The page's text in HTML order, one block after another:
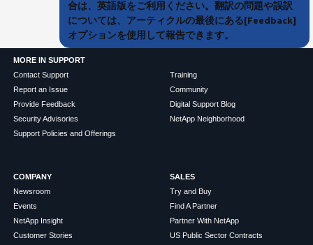
合は、英語版をご利用ください。翻訳の問題や誤訳
については、アーティクルの最後にある[Feedback]
オプションを使用して報告できます。
MORE IN SUPPORT
Contact Support
Report an Issue
Provide Feedback
Security Advisories
Support Policies and Offerings
Training
Community
Digital Support Blog
NetApp Neighborhood
COMPANY
Newsroom
Events
NetApp Insight
Customer Stories
SALES
Try and Buy
Find A Partner
Partner With NetApp
US Public Sector Contracts